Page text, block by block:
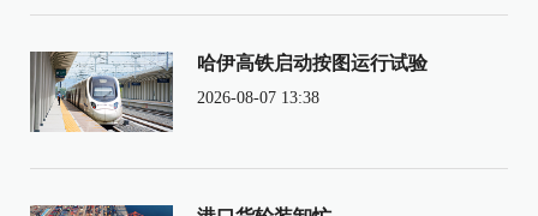
哈伊高铁启动按图运行试验
2026-08-07 13:38